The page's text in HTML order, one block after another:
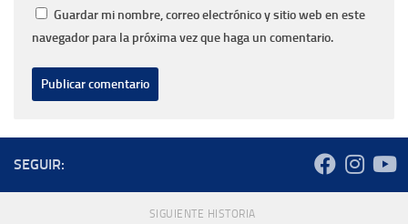
Guardar mi nombre, correo electrónico y sitio web en este
navegador para la próxima vez que haga un comentario.
SEGUIR:
SIGUIENTE HISTORIA